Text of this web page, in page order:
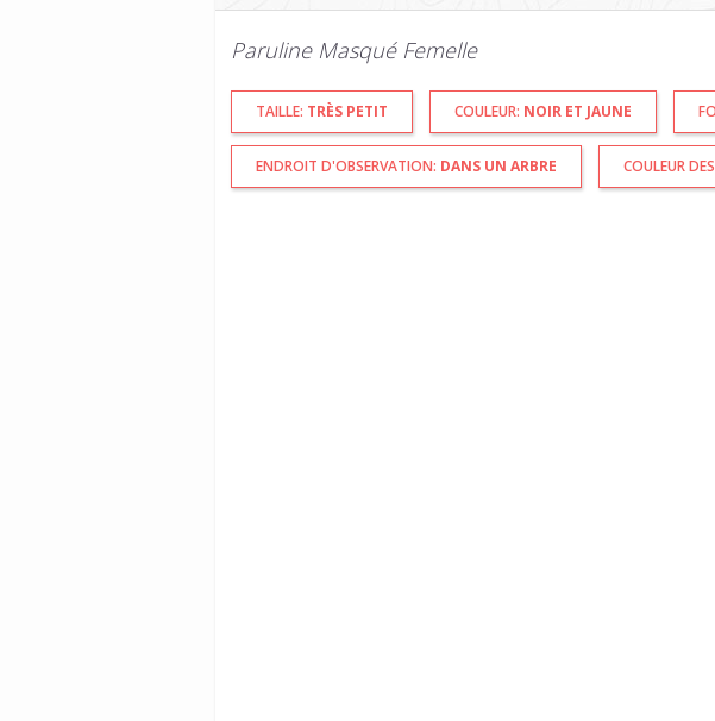
Paruline Masqué Femelle
TAILLE: TRÈS PETIT COULEUR: NOIR ET JAUNE
ENDROIT D'OBSERVATION: DANS UN ARBRE COULEUR